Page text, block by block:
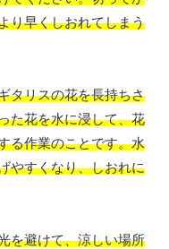
り早くしおれてしまう
タリスの花を長持ちさ
た花を水に浸して、花
る作業のことです。水
やすくなり、しおれに
を避けて、涼しい場所